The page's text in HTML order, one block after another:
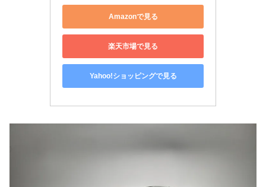
Amazonで見る
楽天市場で見る
Yahoo!ショッピングで見る